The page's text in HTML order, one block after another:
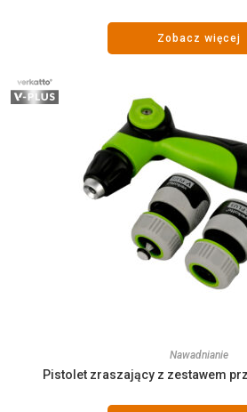
Zobacz więcej
Nawadnianie
Pistolet zraszający z zestawem